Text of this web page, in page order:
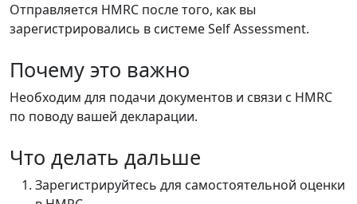
Отправляется HMRC после того, как вы
зарегистрировались в системе Self Assessment.
Почему это важно
Необходим для подачи документов и связи с HMRC
по поводу вашей декларации.
Что делать дальше
Зарегистрируйтесь для самостоятельной оценки